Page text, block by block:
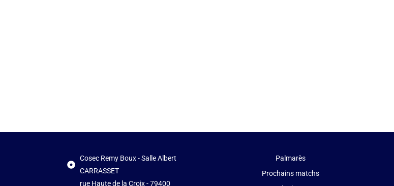
Cosec Remy Boux - Salle Albert
CARRASSET
rue Haute de la Croix - 79400
Palmarès
Prochains matchs